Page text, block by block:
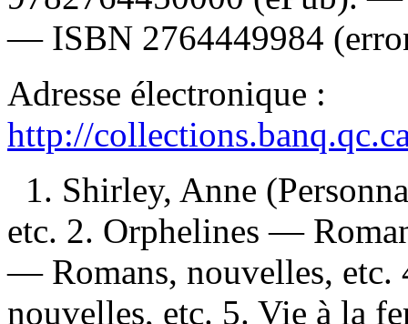
— ISBN 2764449984
Adresse électronique :
http://
1. Shirley, Anne
etc. 2. Orphelines —
— Romans, nouvelles, etc.
nouvelles, etc. 5. Vie à la